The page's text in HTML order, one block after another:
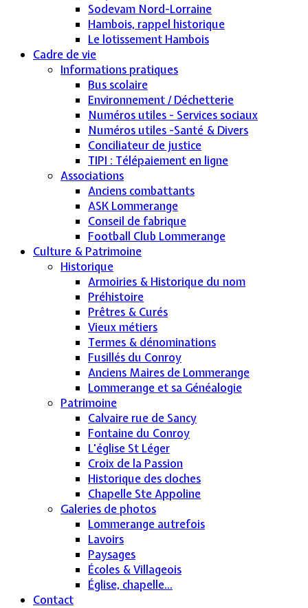
Sodevam Nord-Lorraine
Hambois, rappel historique
Le lotissement Hambois
Cadre de vie
Informations pratiques
Bus scolaire
Environnement / Déchetterie
Numéros utiles - Services sociaux
Numéros utiles -Santé & Divers
Conciliateur de justice
TIPI : Télépaiement en ligne
Associations
Anciens combattants
ASK Lommerange
Conseil de fabrique
Football Club Lommerange
Culture & Patrimoine
Historique
Armoiries & Historique du nom
Préhistoire
Prêtres & Curés
Vieux métiers
Termes & dénominations
Fusillés du Conroy
Anciens Maires de Lommerange
Lommerange et sa Généalogie
Patrimoine
Calvaire rue de Sancy
Fontaine du Conroy
L'église St Léger
Croix de la Passion
Historique des cloches
Chapelle Ste Appoline
Galeries de photos
Lommerange autrefois
Lavoirs
Paysages
Écoles & Villageois
Église, chapelle...
Contact